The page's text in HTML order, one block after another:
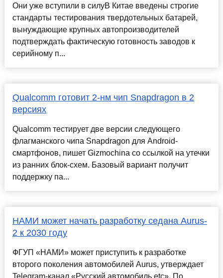
Они уже вступили в силуВ Китае введены строгие
стандарты тестирования твердотельных батарей,
вынуждающие крупных автопроизводителей
подтверждать фактическую готовность заводов к
серийному п...
Qualcomm готовит 2-нм чип Snapdragon в 2
версиях
Qualcomm тестирует две версии следующего
флагманского чипа Snapdragon для Android-
смартфонов, пишет Gizmochina со ссылкой на утечки
из ранних блок-схем. Базовый вариант получит
поддержку па...
НАМИ может начать разработку седана Aurus-
2 к 2030 году
ФГУП «НАМИ» может приступить к разработке
второго поколения автомобилей Aurus, утверждает
Telegram-канал «Русский автомобиль etc». По